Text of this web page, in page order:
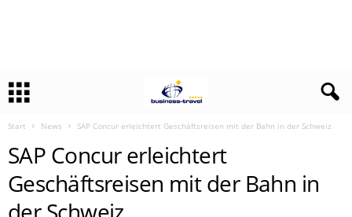
Start News SAP Concur erleichtert Geschäftsreisen mit der Bahn in der Schweiz
SAP Concur erleichtert
Geschäftsreisen mit der Bahn in